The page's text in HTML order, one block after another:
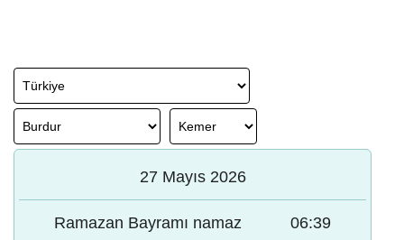
27 Mayıs 2026
Ramazan Bayramı namaz
06:39